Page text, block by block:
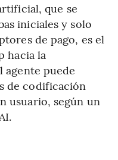
que se
iniciales y solo
de pago, es el
hacia la
puede
de codificación
usuario, según un